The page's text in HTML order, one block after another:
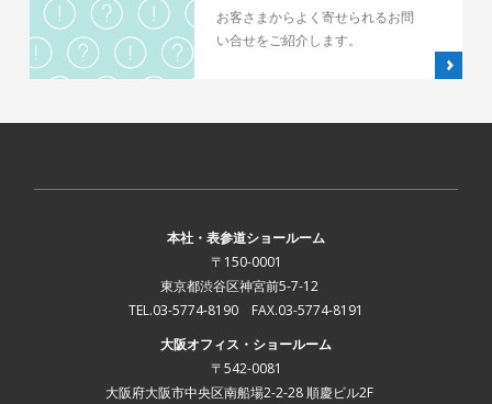
お客さまからよく寄せられるお問
い合せをご紹介します。
本社・表参道ショールーム
〒150-0001
東京都渋谷区神宮前5-7-12
TEL.03-5774-8190 FAX.03-5774-8191
大阪オフィス・ショールーム
〒542-0081
大阪府大阪市中央区南船場2-2-28 順慶ビル2F